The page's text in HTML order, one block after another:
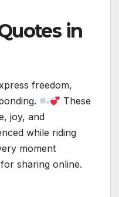
in
freedom,
These
joy, and
while riding
moment
sharing online.